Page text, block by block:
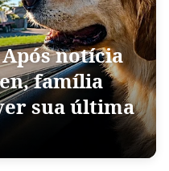
notícia
família
sua última